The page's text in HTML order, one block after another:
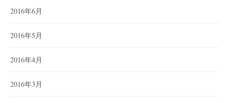
2016年6月
2016年5月
2016年4月
2016年3月